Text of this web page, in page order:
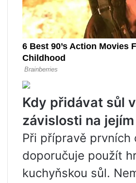
Kdy přidávat sůl v
závislosti na
Při přípravě prvních
doporučuje použít
kuchyňskou sůl.